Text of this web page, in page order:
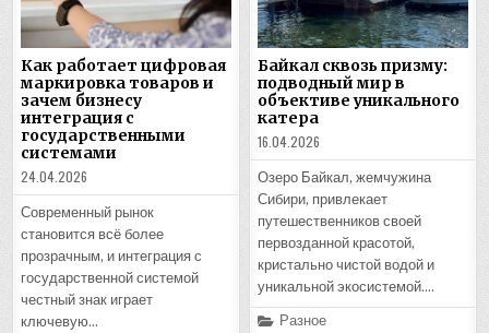
Как работает цифровая
маркировка товаров и
зачем бизнесу
интеграция с
государственными
системами
24.04.2026
Современный рынок
становится всё более
прозрачным, и интеграция с
государственной системой
честный знак играет
ключевую…
Байкал сквозь призму:
подводный мир в
объективе уникального
катера
16.04.2026
Озеро Байкал, жемчужина
Сибири, привлекает
путешественников своей
первозданной красотой,
кристально чистой водой и
уникальной экосистемой….
Posted
Разное